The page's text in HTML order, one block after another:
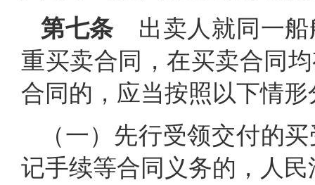
第七条 出卖人就同一船
重买卖合同，在买卖合同
合同的，应当按照以下情
（一）先行受领交付的
记手续等合同义务的，人